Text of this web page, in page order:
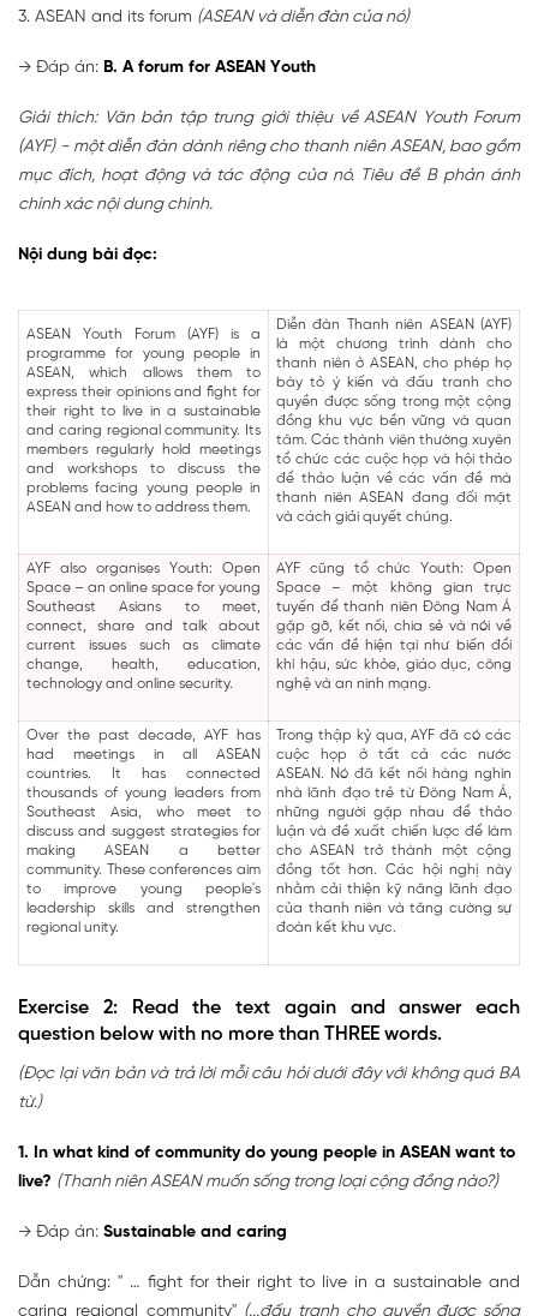
3. ASEAN and its forum (ASEAN và diễn đàn của nó)
→ Đáp án: B. A forum for ASEAN Youth
Giải thích: Văn bản tập trung giới thiệu về ASEAN Youth Forum
(AYF) - một diễn đàn dành riêng cho thanh niên ASEAN, bao gồm
mục đích, hoạt động và tác động của nó. Tiêu đề B phản ánh
chính xác nội dung chính.
Nội dung bài đọc:
ASEAN Youth Forum (AYF) is a
programme for young people in
ASEAN, which allows them to
express their opinions and fight for
their right to live in a sustainable
and caring regional community. Its
members regularly hold meetings
and workshops to discuss the
problems facing young people in
ASEAN and how to address them.
Diễn đàn Thanh niên ASEAN (AYF)
là một chương trình dành cho
thanh niên ở ASEAN, cho phép họ
bày tỏ ý kiến và đấu tranh cho
quyền được sống trong một cộng
đồng khu vực bền vững và quan
tâm. Các thành viên thường xuyên
tổ chức các cuộc họp và hội thảo
để thảo luận về các vấn đề mà
thanh niên ASEAN đang đối mặt
và cách giải quyết chúng.
AYF also organises Youth: Open
Space – an online space for young
Southeast Asians to meet,
connect, share and talk about
current issues such as climate
change, health, education,
technology and online security.
AYF cũng tổ chức Youth: Open
Space – một không gian trực
tuyến để thanh niên Đông Nam Á
gặp gỡ, kết nối, chia sẻ và nói về
các vấn đề hiện tại như biến đổi
khí hậu, sức khỏe, giáo dục, công
nghệ và an ninh mạng.
Over the past decade, AYF has
had meetings in all ASEAN
countries. It has connected
thousands of young leaders from
Southeast Asia, who meet to
discuss and suggest strategies for
making ASEAN a better
community. These conferences aim
to improve young people's
leadership skills and strengthen
regional unity.
Trong thập kỷ qua, AYF đã có các
cuộc họp ở tất cả các nước
ASEAN. Nó đã kết nối hàng nghìn
nhà lãnh đạo trẻ từ Đông Nam Á,
những người gặp nhau để thảo
luận và đề xuất chiến lược để làm
cho ASEAN trở thành một cộng
đồng tốt hơn. Các hội nghị này
nhằm cải thiện kỹ năng lãnh đạo
của thanh niên và tăng cường sự
đoàn kết khu vực.
Exercise 2: Read the text again and answer each
question below with no more than THREE words.
(Đọc lại văn bản và trả lời mỗi câu hỏi dưới đây với không quá BA
từ.)
1. In what kind of community do young people in ASEAN want to
live? (Thanh niên ASEAN muốn sống trong loại cộng đồng nào?)
→ Đáp án: Sustainable and caring
Dẫn chứng: " … fight for their right to live in a sustainable and
caring regional community" (...đấu tranh cho quyền được sống